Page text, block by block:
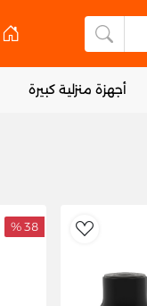
البحث عن
أجهزة منزلية كبيرة
38 %